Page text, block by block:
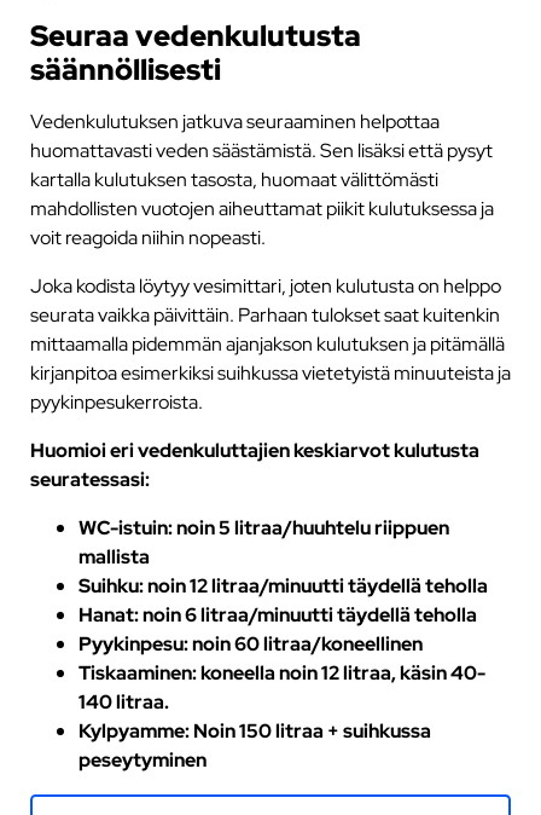
Seuraa vedenkulutusta
säännöllisesti
Vedenkulutuksen jatkuva seuraaminen helpottaa
huomattavasti veden säästämistä. Sen lisäksi että pysyt
kartalla kulutuksen tasosta, huomaat välittömästi
mahdollisten vuotojen aiheuttamat piikit kulutuksessa ja
voit reagoida niihin nopeasti.
Joka kodista löytyy vesimittari, joten kulutusta on helppo
seurata vaikka päivittäin. Parhaan tulokset saat kuitenkin
mittaamalla pidemmän ajanjakson kulutuksen ja pitämällä
kirjanpitoa esimerkiksi suihkussa vietetyistä minuuteista ja
pyykinpesukerroista.
Huomioi eri vedenkuluttajien keskiarvot kulutusta
seuratessasi:
WC-istuin: noin 5 litraa/huuhtelu riippuen
mallista
Suihku: noin 12 litraa/minuutti täydellä teholla
Hanat: noin 6 litraa/minuutti täydellä teholla
Pyykinpesu: noin 60 litraa/koneellinen
Tiskaaminen: koneella noin 12 litraa, käsin 40-
140 litraa.
Kylpyamme: Noin 150 litraa + suihkussa
peseytyminen